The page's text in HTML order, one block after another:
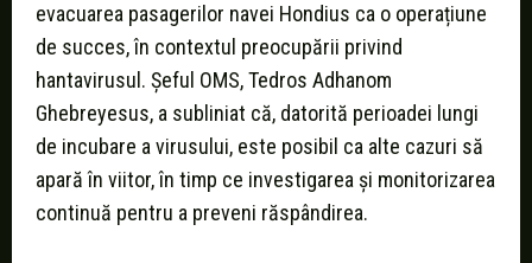
evacuarea pasagerilor navei Hondius ca o operațiune
de succes, în contextul preocupării privind
hantavirusul. Șeful OMS, Tedros Adhanom
Ghebreyesus, a subliniat că, datorită perioadei lungi
de incubare a virusului, este posibil ca alte cazuri să
apară în viitor, în timp ce investigarea și monitorizarea
continuă pentru a preveni răspândirea.